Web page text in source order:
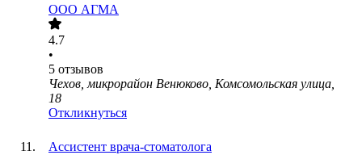
ООО АГМА
4.7
•
5 отзывов
Чехов, микрорайон Венюково, Комсомольская улица,
18
Откликнуться
Ассистент врача-стоматолога